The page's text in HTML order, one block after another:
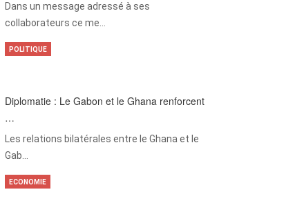
Dans un message adressé à ses
collaborateurs ce me…
Diplomatie : Le Gabon et le Ghana renforcent
…
Les relations bilatérales entre le Ghana et le
Gab…
POLITIQUE
ECONOMIE